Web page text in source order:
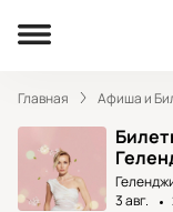
Главная Афиша и
3 авг.